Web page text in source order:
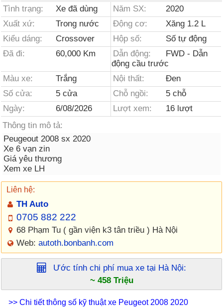
Tình trạng:
Xe đã dùng Năm SX:
2020
Xuất xứ:
Trong nước Động cơ:
Xăng 1.2 L
Kiểu dáng:
Crossover Hộp số:
Số tự động
Đã đi:
60,000 Km Dẫn động:
FWD - Dẫn
động cầu trước
Màu xe:
Trắng Nội thất:
Đen
Số cửa:
5 cửa Chỗ ngồi:
5 chỗ
Ngày:
6/08/2026 Lượt xem:
16 lượt
Thông tin mô tả:
Peugeout 2008 sx 2020
Xe 6 vạn zin
Giá yêu thương
Xem xe LH
Liên hệ:
TH Auto
0705 882 222
68 Phạm Tu ( gần viện k3 tân triều ) Hà Nội
Web: autoth.bonbanh.com
Ước tính chi phí mua xe tại Hà Nội:
~ 458 Triệu
>> Chi tiết thông số kỹ thuật xe Peugeot 2008 2020